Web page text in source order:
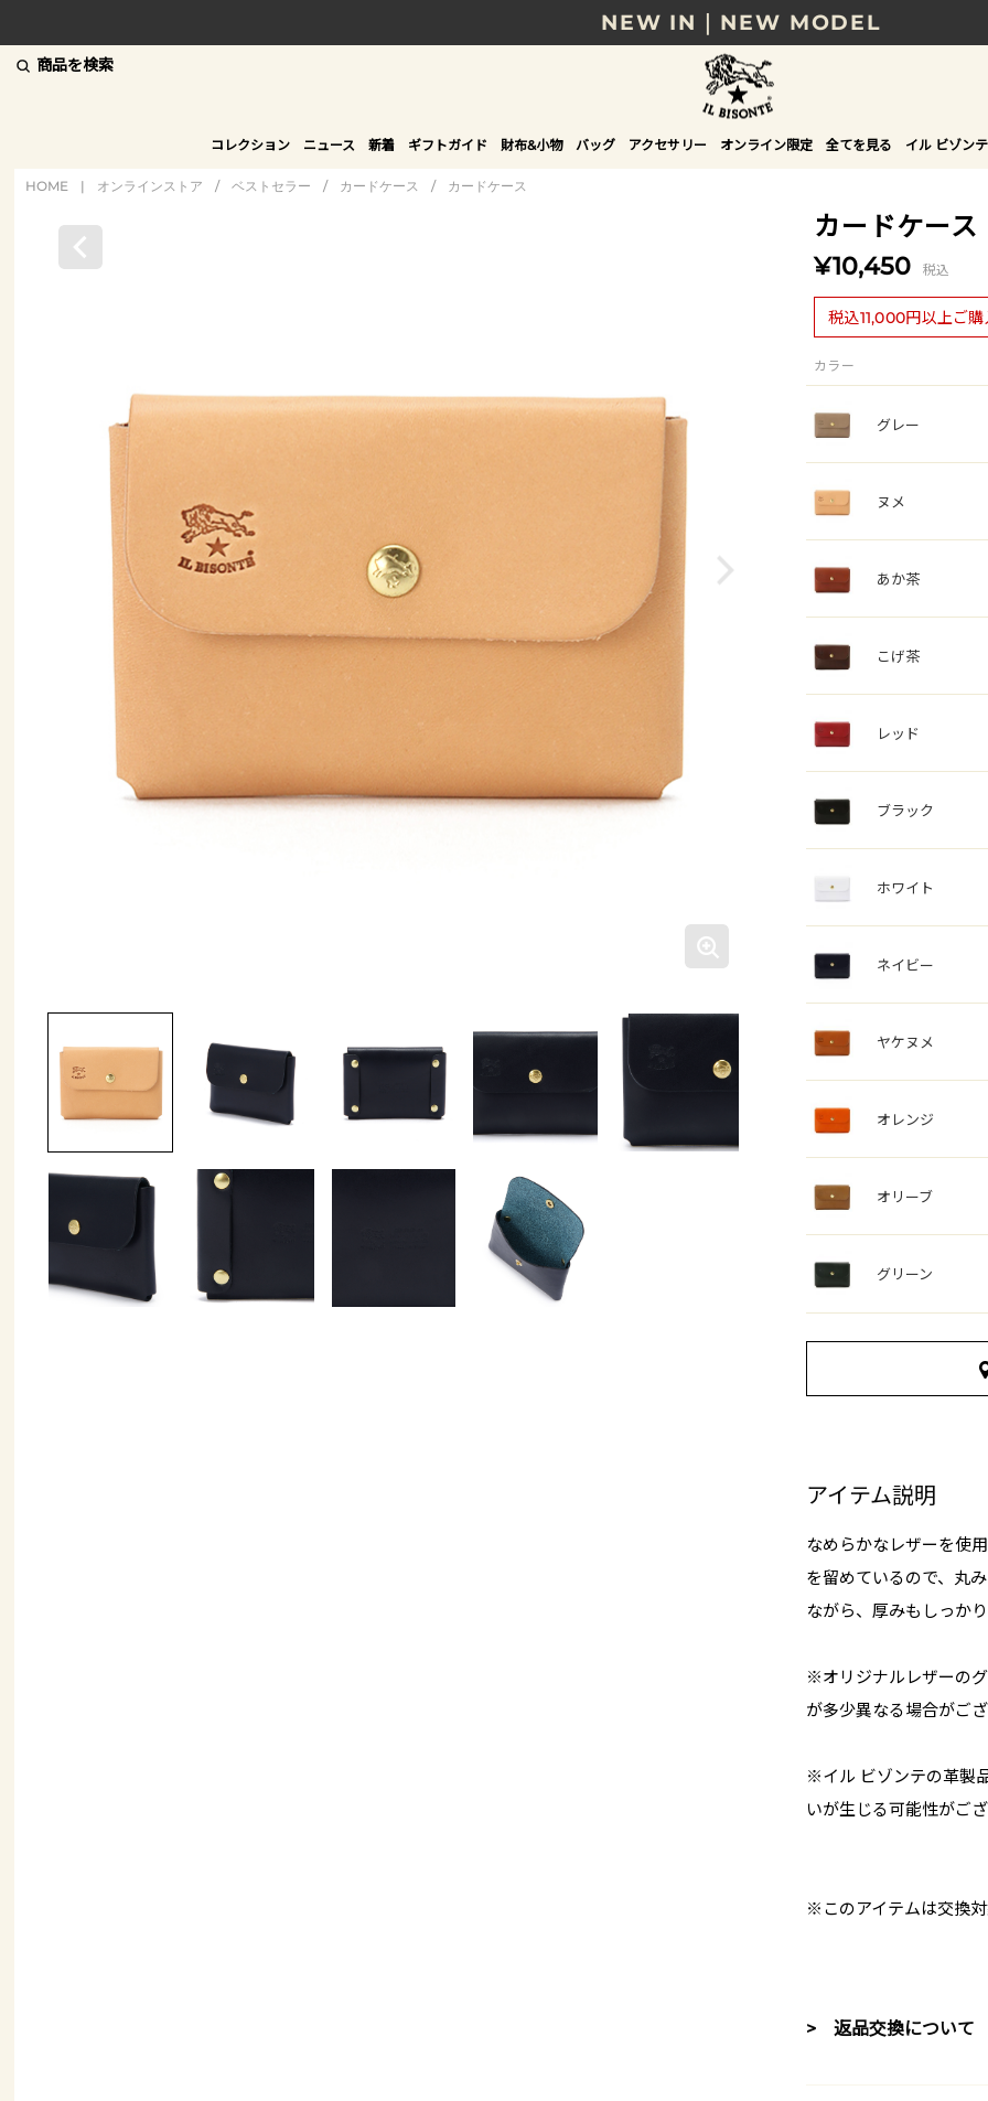
NEW IN｜NEW MODEL
8/17(月)10時まで｜税込11,000円以上で送料無
贈る相手やシーンから選べる、新しいギフトガ
NEW IN｜COLOR LEATHER
商品を検索
コレクション ニュース 新着 ギフトガイド 財布&小物 バッグ アクセサリー オンライン限定 全てを見る イル ビゾン
HOME | オンラインストア / ベストセラー / カードケース / カードケース
カードケース
¥10,450 税込
税込11,000円以上ご
カラー
グレー
ヌメ
あか茶
こげ茶
レッド
ブラック
ホワイト
ネイビー
ヤケヌメ
オレンジ
オリーブ
グリーン
アイテム説明
なめらかなレザーを使
を留めているので、丸
ながら、厚みもしっか
※オリジナルレザーの
が多少異なる場合がご
※イル ビゾンテの革製
いが生じる可能性がご
※このアイテムは交換
> 返品交換について